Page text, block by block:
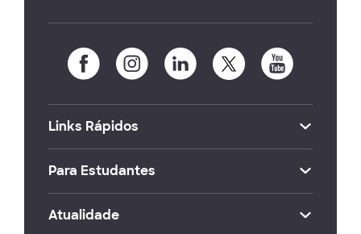
Links Rápidos
Para Estudantes
Atualidade